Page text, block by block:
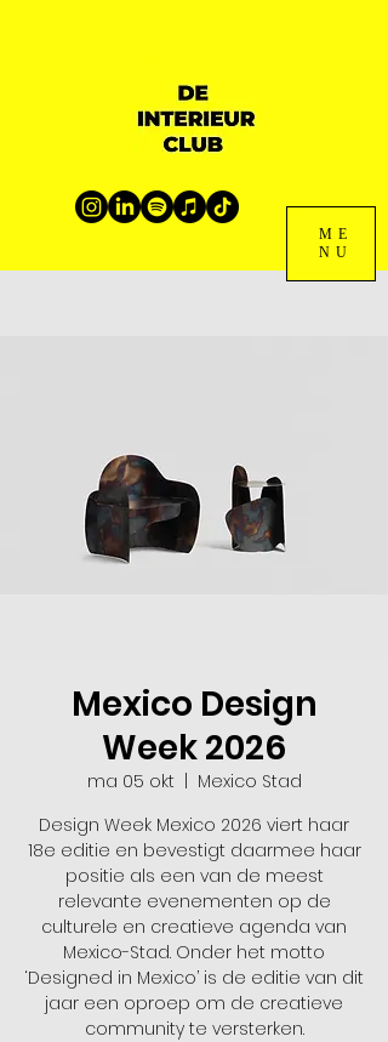
ME
NU
Mexico Design
Week 2026
ma 05 okt
Mexico Stad
Design Week Mexico 2026 viert haar
18e editie en bevestigt daarmee haar
positie als een van de meest
relevante evenementen op de
culturele en creatieve agenda van
Mexico-Stad. Onder het motto
‘Designed in Mexico’ is de editie van dit
jaar een oproep om de creatieve
community te versterken.